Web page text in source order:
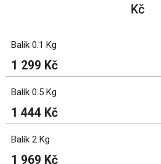
Kč
Balík 0.1 Kg
1 299 Kč
Balík 0.5 Kg
1 444 Kč
Balík 2 Kg
1 969 Kč